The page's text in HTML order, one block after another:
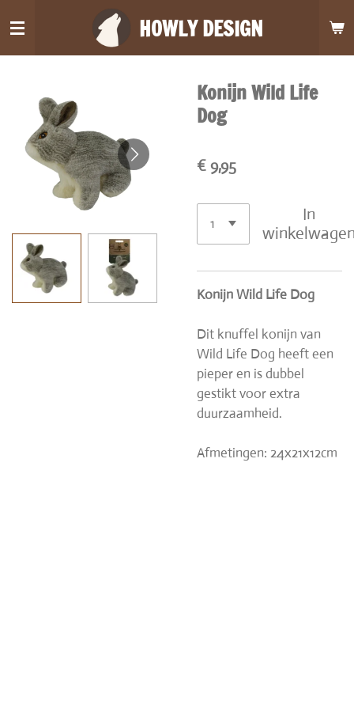
direct
naar
hoofdinhoud
HOWLY DESIGN
Konijn Wild Life
Dog
€ 9,95
In
Konijn Wild Life Dog
Dit knuffel konijn van
Wild Life Dog heeft een
pieper en is dubbel
gestikt voor extra
duurzaamheid.
Afmetingen: 24x21x12cm